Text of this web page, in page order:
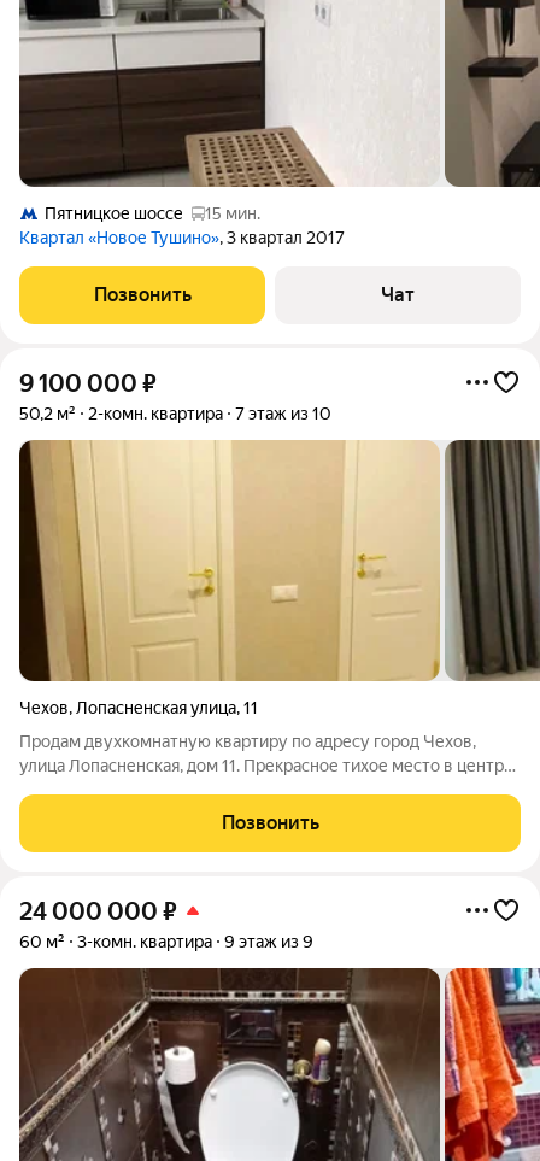
Пятницкое шоссе
15 мин.
Квартал «Новое Тушино», 3 квартал 2017
Позвонить Чат
9 100 000 ₽
50,2 м² 2-комн. квартира 7 этаж из 10
Чехов, Лопасненская улица,11
Продам двухкомнатную квартиру по адресу город Чехов,
улица Лопасненская, дом 11. Прекрасное тихое место в центре
всех коммуникаций, электрики , батарей и тд. Полностью
мебелезирована , есть
Позвонить
24 000 000 ₽
60 м² 3-комн. квартира 9 этаж из 9